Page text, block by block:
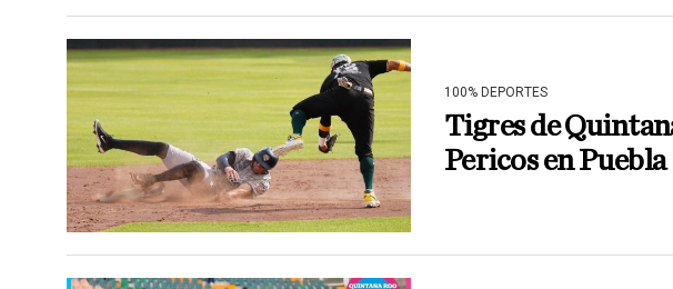
100% DEPORTES
Tigres de
Pericos en Puebla